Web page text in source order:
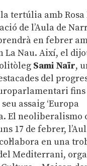
tertúlia amb
de l’Aula de
en febrer
La Nau. Així, el
Sami Naïr,
del
fins
assaig ‘Europa
El neoliberalismo
17 de febrer,
en una
Mediterrani,